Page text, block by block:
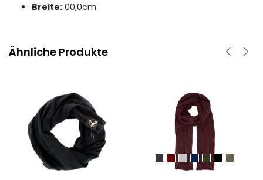
Breite: 00,0cm
Ähnliche Produkte